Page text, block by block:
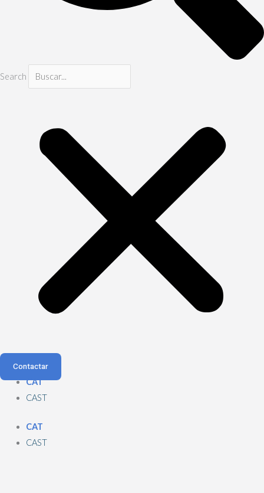
Search
Contactar
CAT
CAST
CAT
CAST